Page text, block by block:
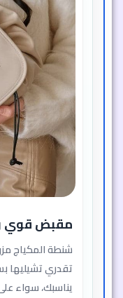
مقبض قوي
شنطة المكياج
تقدري تشيليها
يناسبك، سواء